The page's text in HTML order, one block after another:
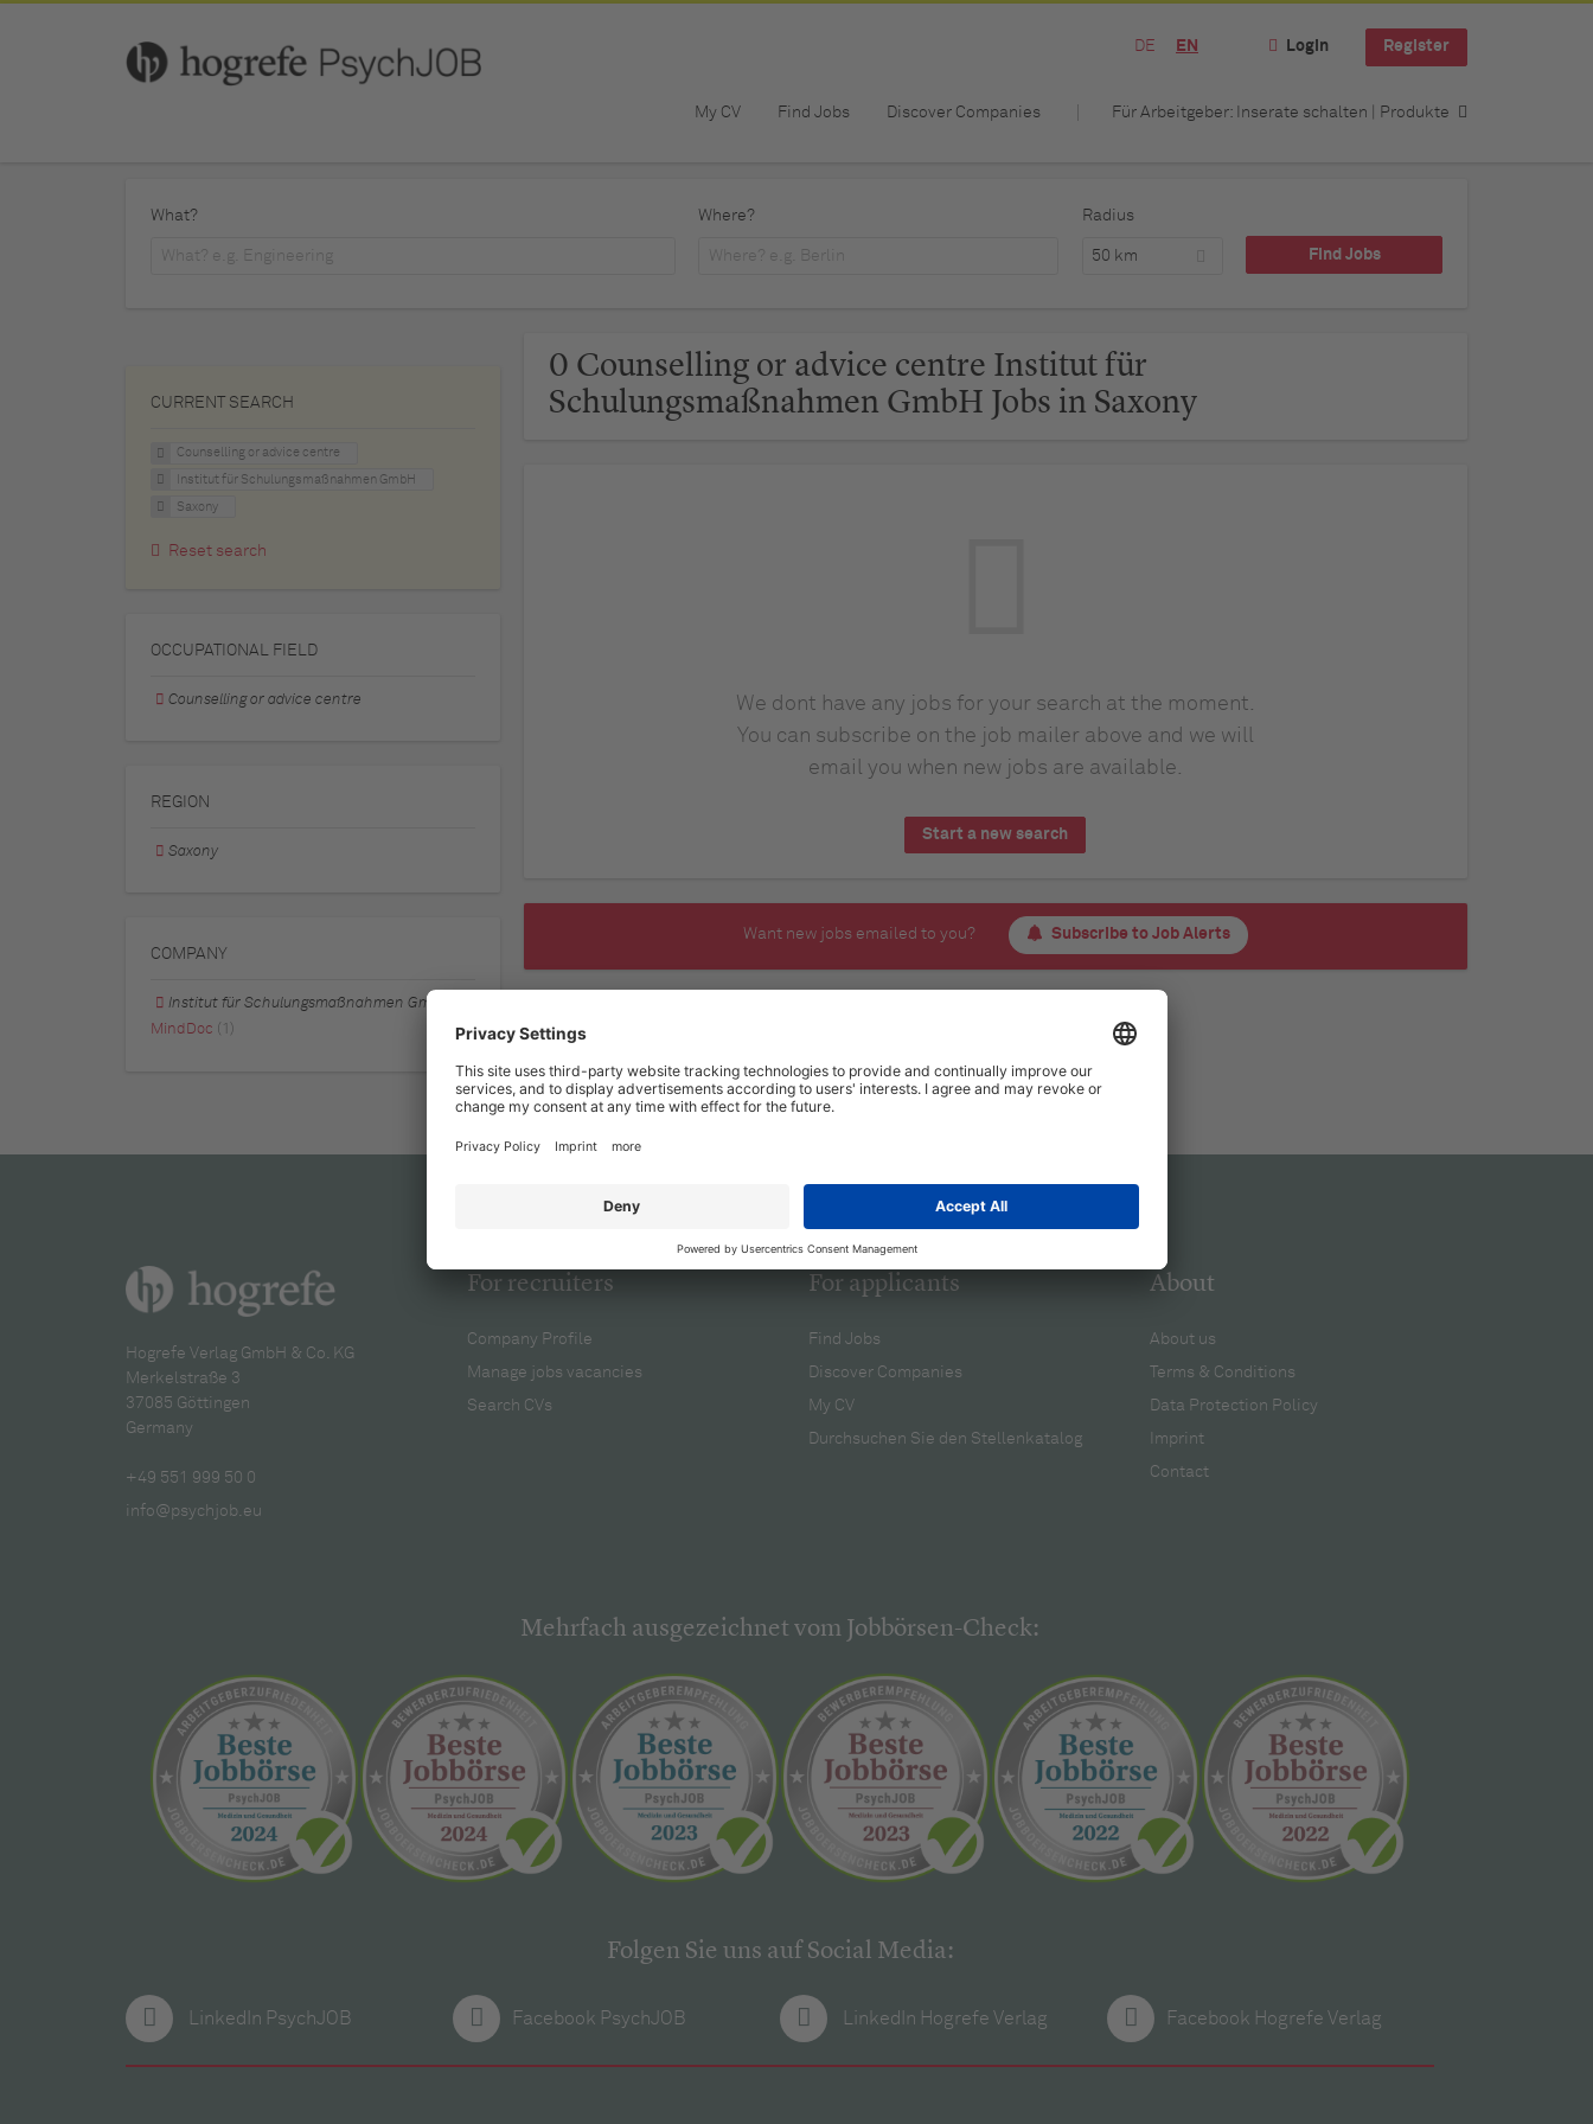
DE EN Login Register
My CV Find Jobs Discover Companies Für Arbeitgeber: Inserate schalten | Produkte
What? Where? Radius
50 km
0 Counselling or advice centre Institut für
Schulungsmaßnahmen GmbH Jobs in Saxony
We dont have any jobs for your search at the moment.
You can subscribe on the job mailer above and we will
email you when new jobs are available.
Start a new search
Want new jobs emailed to you? Subscribe to Job Alerts
CURRENT SEARCH
Counselling or advice centre
Institut für Schulungsmaßnahmen GmbH
Saxony
Reset search
OCCUPATIONAL FIELD
Counselling or advice centre
REGION
Saxony
COMPANY
Institut für Schulungsmaßnahmen GmbH
MindDoc
(1)
Hogrefe Verlag GmbH & Co. KG
Merkelstraße 3
37085 Göttingen
Germany
+49 551 999 50 0
info@psychjob.eu
For recruiters
Company Profile
Manage jobs vacancies
Search CVs
For applicants
Find Jobs
Discover Companies
My CV
Durchsuchen Sie den Stellenkatalog
About
About us
Terms & Conditions
Data Protection Policy
Imprint
Contact
Mehrfach ausgezeichnet vom Jobbörsen-Check:
Folgen Sie uns auf Social Media:
LinkedIn PsychJOB Facebook PsychJOB LinkedIn Hogrefe Verlag Facebook Hogrefe Verlag